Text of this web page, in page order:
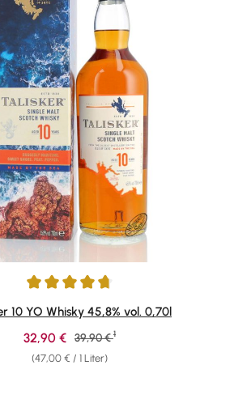
Bewertung von 4.78 von 5 Sternen
10 YO Whisky 45,8% vol. 0,70l
(47,00 € / 1 Liter)
Verkaufspreis:
32,90 € Regulärer Preis:
39,90 € 1